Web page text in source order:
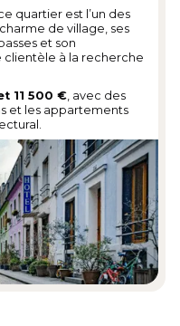
ce quartier est l’un des
de village, ses
et son
à la recherche
11 500 € , avec des
et les appartements